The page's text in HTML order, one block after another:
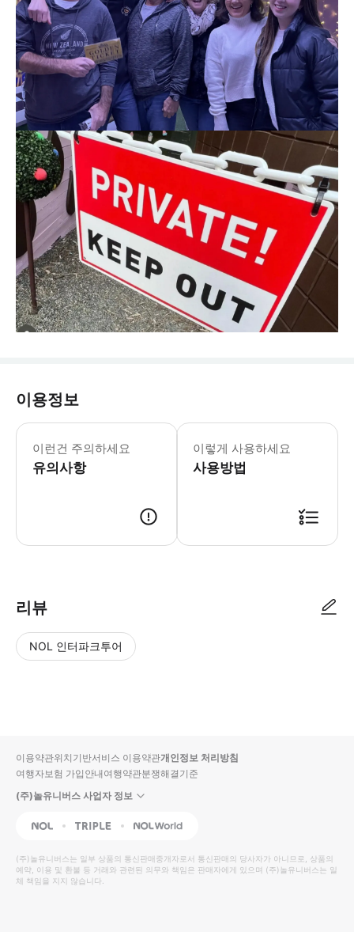
이용정보
이런건 주의하세요
유의사항
운영시간 및 휴무일은 변경될 수 있습
초콜릿 이스케이프 룸은 60분 동안
이렇게 사용하세요
사용방법
리뷰
NOL 인터파크투어
입니
다.
높
은
순
동
영
상
순
상
이용약관위치기반서비스 이용약관개인정보 처리방침
여행자보험 가입안내여행약관분쟁해결기준
(주)놀유니버스 사업자 정보
NOL Triple Interpark Global
(주)놀유니버스는 일부 상품의 통신판매중개자로서 통신판매의 당사자가 아니므로, 상품의
예약, 이용 및 환불 등 거래와 관련된 의무와 책임은 판매자에게 있으며 (주)놀유니버스는 일
체 책임을 지지 않습니다.